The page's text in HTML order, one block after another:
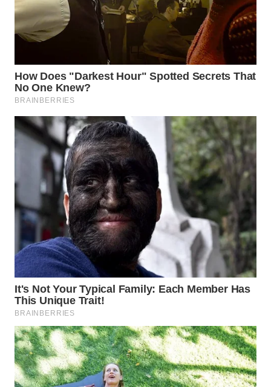
WN
NATUNA
WN
BINTAN
WN
MANDALIKA
WN
LIKUPANG
LABUANBAJO
WN
BORNEO
Wahana
Media
Group
WAHANA
NEWS